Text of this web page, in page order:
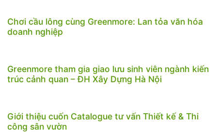
Chơi cầu lông cùng Greenmore: Lan tỏa văn hóa
doanh nghiệp
Greenmore tham gia giao lưu sinh viên ngành kiến
trúc cảnh quan – ĐH Xây Dựng Hà Nội
Giới thiệu cuốn Catalogue tư vấn Thiết kế & Thi
công sân vườn